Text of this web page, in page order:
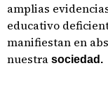
amplias
educativo
manifiestan en
nuestra sociedad.